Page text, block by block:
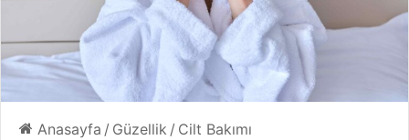
Anasayfa / Güzellik / Cilt Bakımı